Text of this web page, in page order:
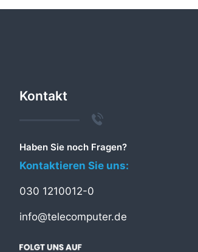
Kontakt
Haben Sie noch Fragen?
Kontaktieren Sie uns:
030 1210012-0
info@telecomputer.de